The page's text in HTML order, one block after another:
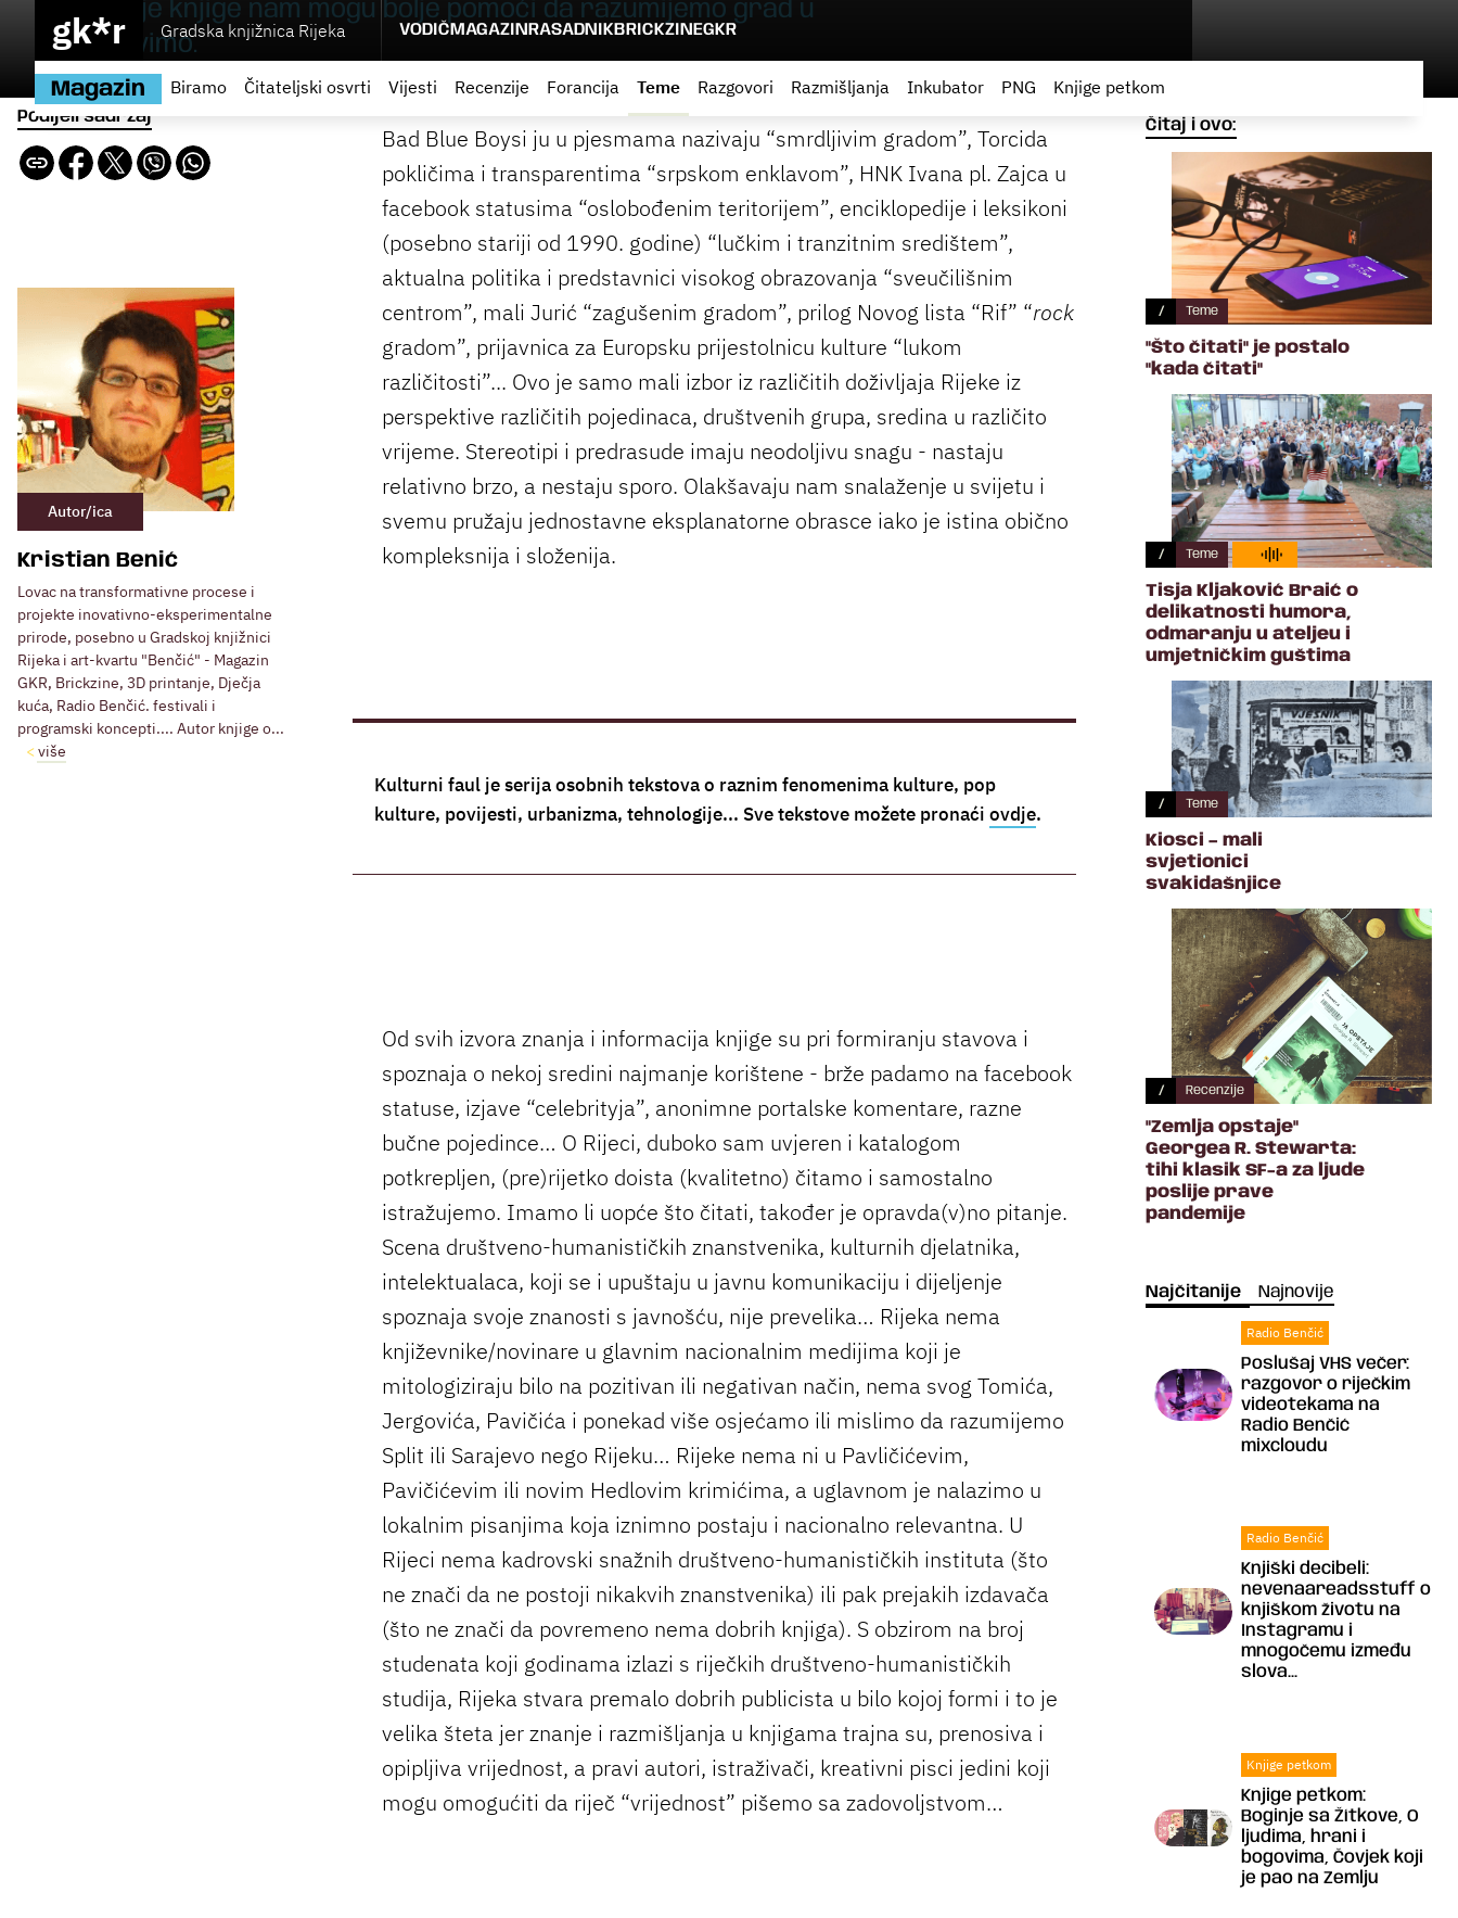
gk*r Gradska knjižnica Rijeka VODIČMAGAZINRASADNIKBRICKZINEGKR
Magazin Biramo Čitateljski osvrti Vijesti Recenzije Forancija Teme Razgovori Razmišljanja Inkubator PNG Knjige petkom
Kako i koje knjige nam mogu bolje pomoći da razumijemo grad u
kojem živimo.
Podijeli sadržaj
Autor/ica
Kristian Benić
Lovac na transformativne procese i
projekte inovativno-eksperimentalne
prirode, posebno u Gradskoj knjižnici
Rijeka i art-kvartu "Benčić" - Magazin
GKR, Brickzine, 3D printanje, Dječja
kuća, Radio Benčić. festivali i
programski koncepti.... Autor knjige o...
više
Bad Blue Boysi ju u pjesmama nazivaju “smrdljivim gradom”, Torcida
pokličima i transparentima “srpskom enklavom”, HNK Ivana pl. Zajca u
facebook statusima “oslobođenim teritorijem”, enciklopedije i leksikoni
(posebno stariji od 1990. godine) “lučkim i tranzitnim središtem”,
aktualna politika i predstavnici visokog obrazovanja “sveučilišnim
centrom”, mali Jurić “zagušenim gradom”, prilog Novog lista “Rif” “rock
gradom”, prijavnica za Europsku prijestolnicu kulture “lukom
različitosti”... Ovo je samo mali izbor iz različitih doživljaja Rijeke iz
perspektive različitih pojedinaca, društvenih grupa, sredina u različito
vrijeme. Stereotipi i predrasude imaju neodoljivu snagu - nastaju
relativno brzo, a nestaju sporo. Olakšavaju nam snalaženje u svijetu i
svemu pružaju jednostavne eksplanatorne obrasce iako je istina obično
kompleksnija i složenija.
Kulturni faul je serija osobnih tekstova o raznim fenomenima kulture, pop
kulture, povijesti, urbanizma, tehnologije... Sve tekstove možete pronaćiovdje.
Od svih izvora znanja i informacija knjige su pri formiranju stavova i
spoznaja o nekoj sredini najmanje korištene - brže padamo na facebook
statuse, izjave “celebrityja”, anonimne portalske komentare, razne
bučne pojedince… O Rijeci, duboko sam uvjeren i katalogom
potkrepljen, (pre)rijetko doista (kvalitetno) čitamo i samostalno
istražujemo. Imamo li uopće što čitati, također je opravda(v)no pitanje.
Scena društveno-humanističkih znanstvenika, kulturnih djelatnika,
intelektualaca, koji se i upuštaju u javnu komunikaciju i dijeljenje
spoznaja svoje znanosti s javnošću, nije prevelika… Rijeka nema
književnike/novinare u glavnim nacionalnim medijima koji je
mitologiziraju bilo na pozitivan ili negativan način, nema svog Tomića,
Jergovića, Pavičića i ponekad više osjećamo ili mislimo da razumijemo
Split ili Sarajevo nego Rijeku… Rijeke nema ni u Pavličićevim,
Pavičićevim ili novim Hedlovim krimićima, a uglavnom je nalazimo u
lokalnim pisanjima koja iznimno postaju i nacionalno relevantna. U
Rijeci nema kadrovski snažnih društveno-humanističkih instituta (što
ne znači da ne postoji nikakvih znanstvenika) ili pak prejakih izdavača
(što ne znači da povremeno nema dobrih knjiga). S obzirom na broj
studenata koji godinama izlazi s riječkih društveno-humanističkih
studija, Rijeka stvara premalo dobrih publicista u bilo kojoj formi i to je
velika šteta jer znanje i razmišljanja u knjigama trajna su, prenosiva i
opipljiva vrijednost, a pravi autori, istraživači, kreativni pisci jedini koji
mogu omogućiti da riječ “vrijednost” pišemo sa zadovoljstvom…
Čitaj i ovo:
/ Teme
"Što čitati" je postalo
"kada čitati"
/ Teme
Tisja Kljaković Braić o
delikatnosti humora,
odmaranju u ateljeu i
umjetničkim guštima
/ Teme
Kiosci – mali
svjetionici
svakidašnjice
/ Recenzije
"Zemlja opstaje"
Georgea R. Stewarta:
tihi klasik SF-a za ljude
poslije prave
pandemije
Najčitanije Najnovije
Radio Benčić
Poslušaj VHS večer:
razgovor o riječkim
videotekama na
Radio Benčić
mixcloudu
Radio Benčić
Knjiški decibeli:
nevenaareadsstuff o
knjiškom životu na
Instagramu i
mnogočemu između
slova...
Knjige petkom
Knjige petkom:
Boginje sa Žítkove, O
ljudima, hrani i
bogovima, Čovjek koji
je pao na Zemlju